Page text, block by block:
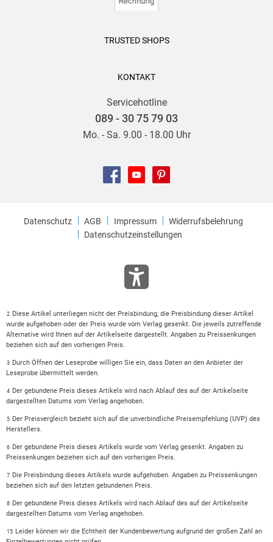
TRUSTED SHOPS
KONTAKT
Servicehotline
089 - 30 75 79 03
Mo. - Sa. 9.00 - 18.00 Uhr
Datenschutz AGB Impressum
Widerrufsbelehrung
Datenschutzeinstellungen
2
Diese Artikel unterliegen nicht der Preisbindung, die Preisbindung dieser Artikel
wurde aufgehoben oder der Preis wurde vom Verlag gesenkt. Die jeweils zutreffende
Alternative wird Ihnen auf der Artikelseite dargestellt. Angaben zu Preissenkungen
beziehen sich auf den vorherigen Preis.
3
Durch Öffnen der Leseprobe willigen Sie ein, dass Daten an den Anbieter der
Leseprobe übermittelt werden.
4
Der gebundene Preis dieses Artikels wird nach Ablauf des auf der Artikelseite
dargestellten Datums vom Verlag angehoben.
5
Der Preisvergleich bezieht sich auf die unverbindliche Preisempfehlung (UVP) des
Herstellers.
6
Der gebundene Preis dieses Artikels wurde vom Verlag gesenkt. Angaben zu
Preissenkungen beziehen sich auf den vorherigen Preis.
7
Die Preisbindung dieses Artikels wurde aufgehoben. Angaben zu Preissenkungen
beziehen sich auf den letzten gebundenen Preis.
8
Der gebundene Preis dieses Artikels wird nach Ablauf des auf der Artikelseite
dargestellten Datums vom Verlag angehoben.
15
Leider können wir die Echtheit der Kundenbewertung aufgrund der großen Zahl an